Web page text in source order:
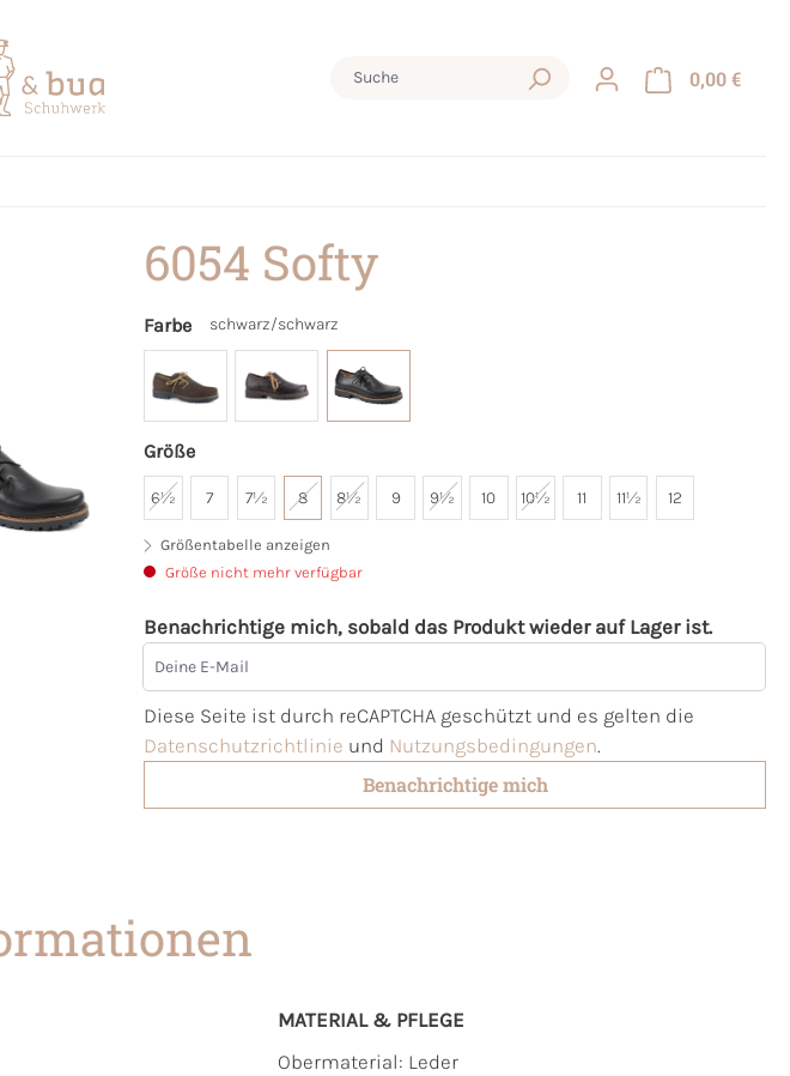
0,00 €
6054 Softy
Farbe schwarz/schwarz
Größe
6½ 7 7½ 8 8½ 9 9½ 10 10½ 11 11½ 12
Größentabelle anzeigen
Größe nicht mehr verfügbar
Benachrichtige mich, sobald das Produkt wieder auf Lager ist.
Deine E-Mail
Diese Seite ist durch reCAPTCHA geschützt und es gelten die
Datenschutzrichtlinie und Nutzungsbedingungen.
Benachrichtige mich
MATERIAL & PFLEGE
Obermaterial: Leder